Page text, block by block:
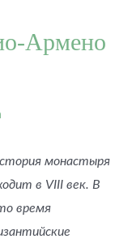
Армено
монастыря
в VIII век. В
время